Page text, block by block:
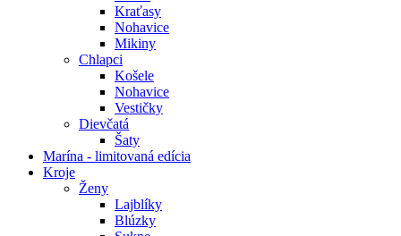
Kraťasy
Nohavice
Mikiny
Chlapci
Košele
Nohavice
Vestičky
Dievčatá
Šaty
Marína - limitovaná edícia
Kroje
Ženy
Lajblíky
Blúzky